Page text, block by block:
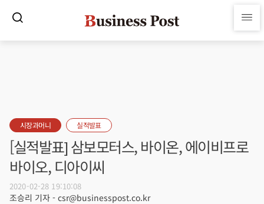
시장과머니 실적발표
[실적발표] 삼보모터스, 바이온, 에이비프로
바이오, 디아이씨
2020-02-28 19:10:08
조승리 기자 - csr@businesspost.co.kr